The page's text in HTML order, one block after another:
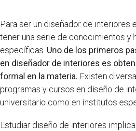
Para ser un diseñador de interiores
tener una serie de conocimientos y
específicas. Uno de los primeros
en diseñador de interiores es
formal en la materia. Existen
programas y cursos en diseño de
universitario como en institutos
Estudiar diseño de interiores